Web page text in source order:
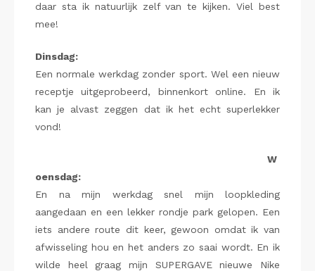
daar sta ik natuurlijk zelf van te kijken. Viel best
mee!
Dinsdag:
Een normale werkdag zonder sport. Wel een nieuw
receptje uitgeprobeerd, binnenkort online. En ik
kan je alvast zeggen dat ik het echt superlekker
vond!
W
oensdag:
En na mijn werkdag snel mijn loopkleding
aangedaan en een lekker rondje park gelopen. Een
iets andere route dit keer, gewoon omdat ik van
afwisseling hou en het anders zo saai wordt. En ik
wilde heel graag mijn SUPERGAVE nieuwe Nike